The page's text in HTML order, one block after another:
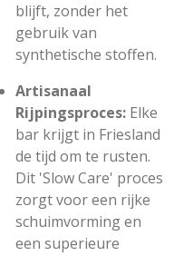
blijft, zonder het
gebruik van
synthetische stoffen.
Artisanaal
Rijpingsproces: Elke
bar krijgt in Friesland
de tijd om te rusten.
Dit 'Slow Care' proces
zorgt voor een rijke
schuimvorming en
een superieure